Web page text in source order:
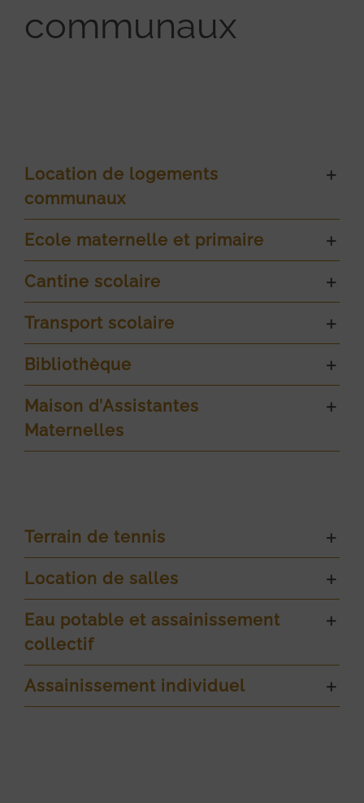
communaux
Location de logements
communaux
Ecole maternelle et primaire
Cantine scolaire
Transport scolaire
Bibliothèque
Maison d’Assistantes
Maternelles
Terrain de tennis
Location de salles
Eau potable et assainissement
collectif
Assainissement individuel